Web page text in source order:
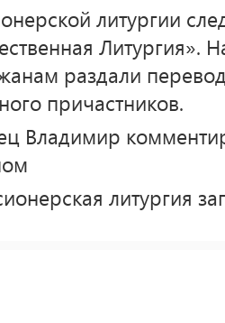
литургии
Литургия».
раздали
причастников.
Владимир
литургия